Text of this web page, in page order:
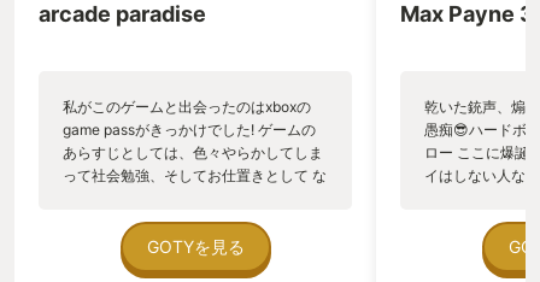
arcade paradise
私がこのゲームと出会ったのはxboxの
game passがきっかけでした! ゲームの
あらすじとしては、色々やらかしてしま
って社会勉強、そしてお仕置きとして な
ー の経営を父親から任されます、 とこ
ろが、反骨精神たっぷり年中無休反抗期
というロックな精神を持った主人公 は父
GOTYを見る
Max Payne 3
乾いた銃声、煽
愚痴😎ハードボ
ロー ここに爆誕
イはしない人な
プレイしていま
このゲームに惹
すと、ゲーム性